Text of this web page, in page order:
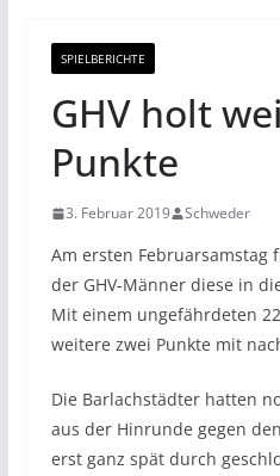
SPIELBERICHTE
GHV holt
Punkte
3. Februar 2019 Schweder
Am ersten
der GHV-Männer diese in
Mit einem ungefährdeten
weitere zwei Punkte mit
Die Barlachstädter hatten
aus der Hinrunde gegen
erst ganz spät durch